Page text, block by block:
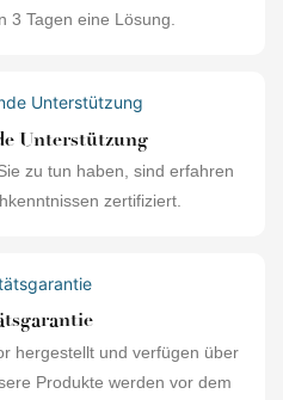
3 Tagen eine Lösung.
Unterstützung
zu tun haben, sind erfahren
zertifiziert.
hergestellt und verfügen über
Produkte werden vor dem